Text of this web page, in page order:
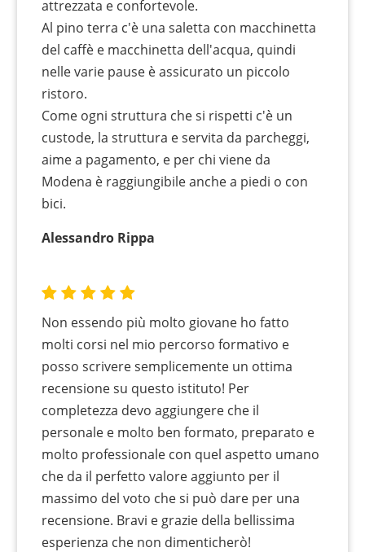
attrezzata e confortevole.
Al pino terra c'è una saletta con macchinetta
del caffè e macchinetta dell'acqua, quindi
nelle varie pause è assicurato un piccolo
ristoro.
Come ogni struttura che si rispetti c'è un
custode, la struttura e servita da parcheggi,
aime a pagamento, e per chi viene da
Modena è raggiungibile anche a piedi o con
bici.
Alessandro Rippa
Non essendo più molto giovane ho fatto
molti corsi nel mio percorso formativo e
posso scrivere semplicemente un ottima
recensione su questo istituto! Per
completezza devo aggiungere che il
personale e molto ben formato, preparato e
molto professionale con quel aspetto umano
che da il perfetto valore aggiunto per il
massimo del voto che si può dare per una
recensione. Bravi e grazie della bellissima
esperienza che non dimenticherò!